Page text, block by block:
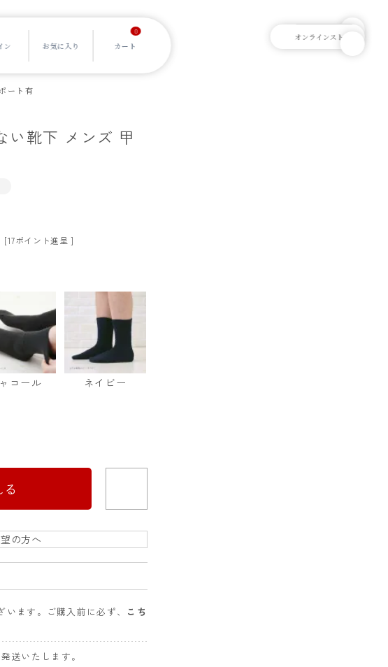
0
ート有
い靴下 メンズ 甲
[17ポイント進呈 ]
コール ネイビー
の方へ
ます。ご購入前に必ず、 こち
送いたします。